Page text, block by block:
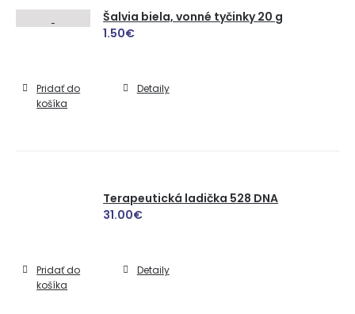
Šalvia biela, vonné tyčinky 20 g
1.50€
Pridať do
košíka
Detaily
Terapeutická ladička 528 DNA
31.00€
Pridať do
košíka
Detaily